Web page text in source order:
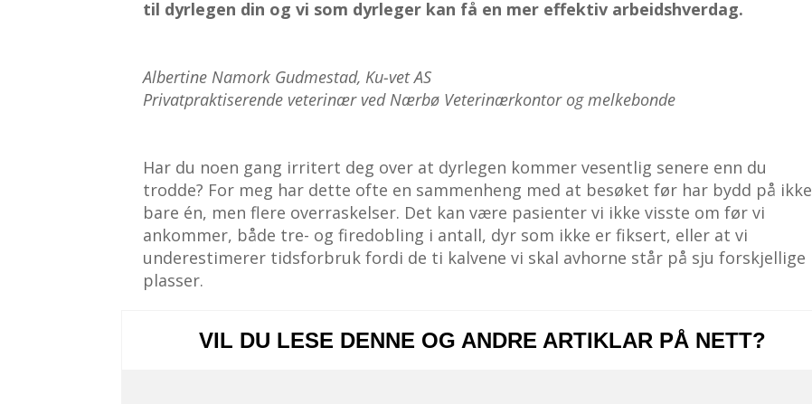
til dyrlegen din og vi som dyrleger kan få en mer effektiv arbeidshverdag.
Albertine Namork Gudmestad, Ku-vet AS
Privatpraktiserende veterinær ved Nærbø Veterinærkontor og melkebonde
Har du noen gang irritert deg over at dyrlegen kommer vesentlig senere enn du
trodde? For meg har dette ofte en sammenheng med at besøket før har bydd på ikke
bare én, men flere overraskelser. Det kan være pasienter vi ikke visste om før vi
ankommer, både tre- og firedobling i antall, dyr som ikke er fiksert, eller at vi
underestimerer tidsforbruk fordi de ti kalvene vi skal avhorne står på sju forskjellige
plasser.
VIL DU LESE DENNE OG ANDRE ARTIKLAR PÅ NETT?